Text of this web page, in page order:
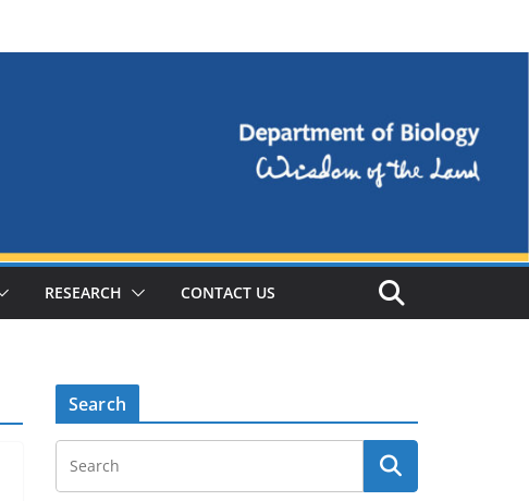
RESEARCH CONTACT US
Search